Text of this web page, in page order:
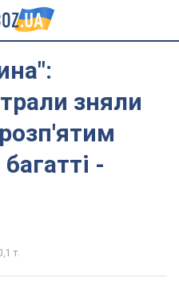
зняли
-
т.